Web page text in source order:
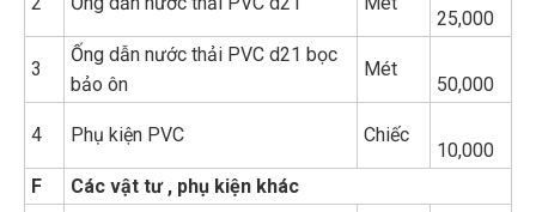
25,000
3
Ống dẫn nước thải PVC d21 bọc
bảo ôn
Mét
50,000
4 Phụ kiện PVC Chiếc
10,000
F
Các vật tư , phụ kiện khác